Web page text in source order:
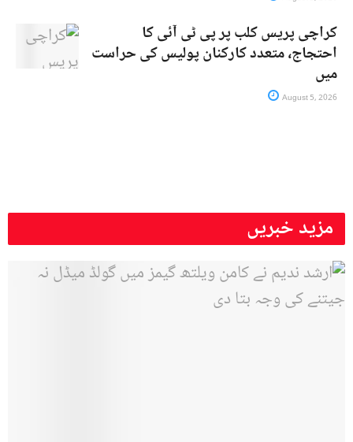
کراچی پریس کلب پر پی ٹی آئی کا
احتجاج، متعدد کارکنان پولیس کی حراست
میں
August 5, 2026
مزید خبریں